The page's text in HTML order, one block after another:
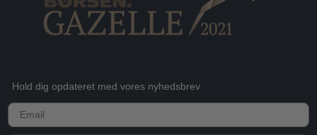
Hold dig opdateret med vores nyhedsbrev
E-mail